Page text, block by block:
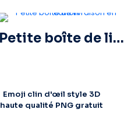
Petite boîte de livraison en carton
Emoji clin d'œil style 3D
haute qualité PNG gratuit